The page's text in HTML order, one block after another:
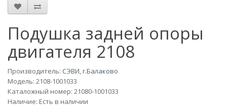
Подушка задней опоры
двигателя 2108
Производитель: СЭВИ, г.Балаково
Модель: 2108-1001033
Каталожный номер: 21080-1001033
Наличие: Есть в наличии